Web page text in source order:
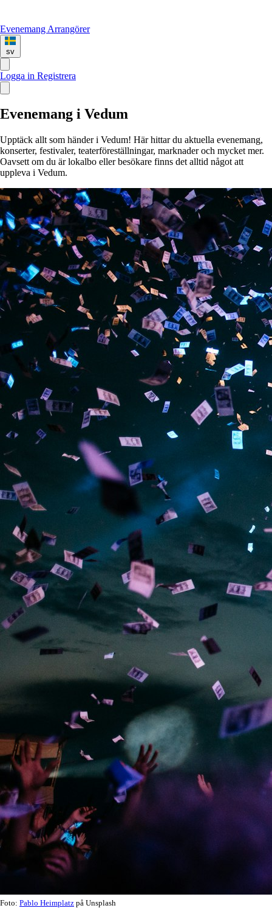
Evenemang Arrangörer
sv
Logga in Registrera
Evenemang i Vedum
Upptäck allt som händer i Vedum! Här hittar du aktuella evenemang,
konserter, festivaler, teaterföreställningar, marknader och mycket mer.
Oavsett om du är lokalbo eller besökare finns det alltid något att
uppleva i Vedum.
Foto: Pablo Heimplatz på Unsplash